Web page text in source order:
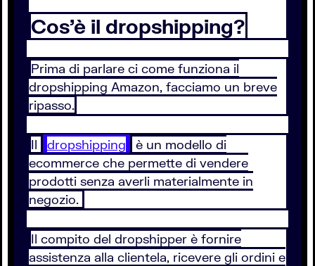
Cos’è il dropshipping?
Prima di parlare ci come funziona il
dropshipping Amazon, facciamo un breve
ripasso.
Il dropshipping
è un modello di
ecommerce che permette di vendere
prodotti senza averli materialmente in
negozio.
Il compito del dropshipper è fornire
assistenza alla clientela, ricevere gli ordini e